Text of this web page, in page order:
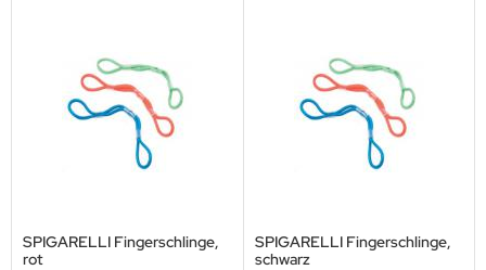
SPIGARELLI Fingerschlinge,
rot
SPIGARELLI Fingerschlinge,
schwarz